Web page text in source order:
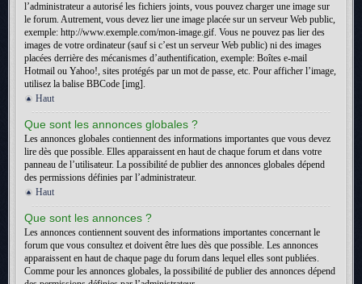
l’administrateur a autorisé les fichiers joints, vous pouvez charger une image sur
le forum. Autrement, vous devez lier une image placée sur un serveur Web public,
exemple: http://www.exemple.com/mon-image.gif. Vous ne pouvez pas lier des
images de votre ordinateur (sauf si c’est un serveur Web public) ni des images
placées derrière des mécanismes d’authentification, exemple: Boîtes e-mail
Hotmail ou Yahoo!, sites protégés par un mot de passe, etc. Pour afficher l’image,
utilisez la balise BBCode [img].
Haut
Que sont les annonces globales ?
Les annonces globales contiennent des informations importantes que vous devez
lire dès que possible. Elles apparaissent en haut de chaque forum et dans votre
panneau de l’utilisateur. La possibilité de publier des annonces globales dépend
des permissions définies par l’administrateur.
Haut
Que sont les annonces ?
Les annonces contiennent souvent des informations importantes concernant le
forum que vous consultez et doivent être lues dès que possible. Les annonces
apparaissent en haut de chaque page du forum dans lequel elles sont publiées.
Comme pour les annonces globales, la possibilité de publier des annonces dépend